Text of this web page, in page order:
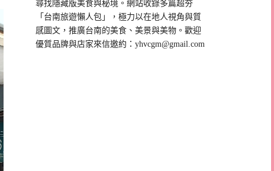
尋找隱藏版美食與秘境。網站收錄多篇超夯
「台南旅遊懶人包」，極力以在地人視角與質
感圖文，推廣台南的美食、美景與美物。歡迎
優質品牌與店家來信邀約：yhvcgm@gmail.com